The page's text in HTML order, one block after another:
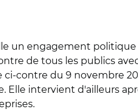
un engagement
de tous les publics
ci-contre du 9 novembre
intervient d'ailleurs